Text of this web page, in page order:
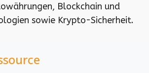
Blockchain und
sowie Krypto-Sicherheit.